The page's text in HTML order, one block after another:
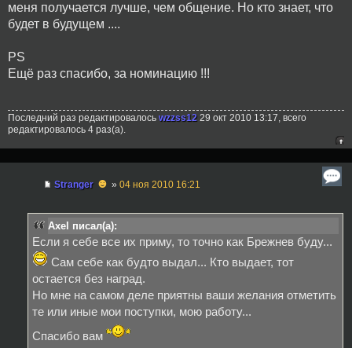
меня получается лучше, чем общение. Но кто знает, что
будет в будущем ....
PS
Ещё раз спасибо, за номинацию !!!
Последний раз редактировалось wzzss12 29 окт 2010 13:17, всего
редактировалось 4 раз(а).
Stranger ☻ » 04 ноя 2010 16:21
Axel писал(а):
Если я себе все их приму, то точно как Брежнев буду...
Сам себе как будто выдал... Кто выдает, тот
остается без наград.
Но мне на самом деле приятны ваши желания отметить
те или иные мои поступки, мою работу...
Спасибо вам